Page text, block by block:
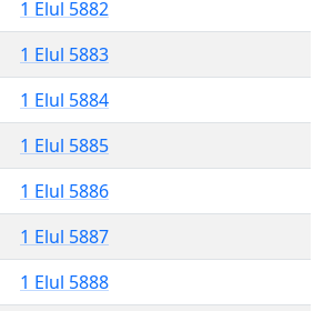
1 Elul 5882
1 Elul 5883
1 Elul 5884
1 Elul 5885
1 Elul 5886
1 Elul 5887
1 Elul 5888